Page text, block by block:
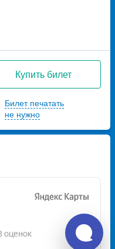
Купить билет
Билет печатать
не нужно